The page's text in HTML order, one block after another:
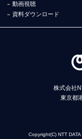
動画視聴
資料ダウンロード
株式会社
東京都
Copyright(C) NTT